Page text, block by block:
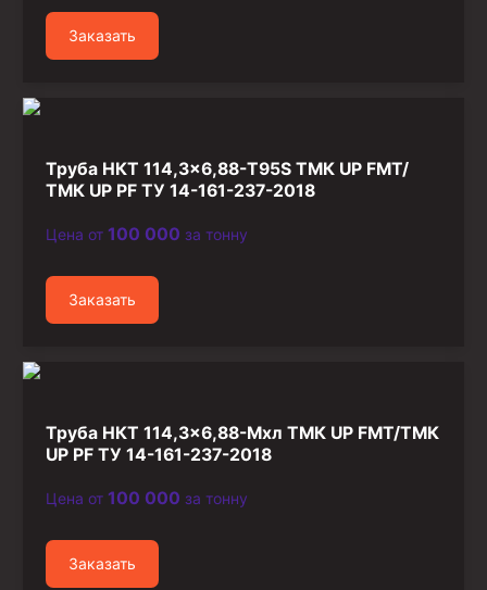
Заказать
Труба НКТ 114,3×6,88-T95S ТМК UP FMT/
ТМК UP PF ТУ 14-161-237-2018
Цена от 100 000 за тонну
Заказать
Труба НКТ 114,3×6,88-Мхл ТМК UP FMT/ТМК
UP PF ТУ 14-161-237-2018
Цена от 100 000 за тонну
Заказать